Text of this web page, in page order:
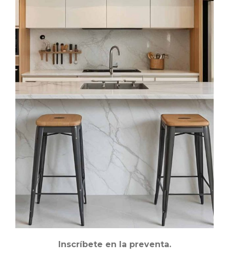
Inscríbete en la preventa.